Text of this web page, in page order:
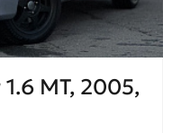
MT, 2005,